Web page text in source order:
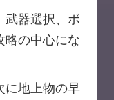
武器選択、ボ
略の中心にな
に地上物の早